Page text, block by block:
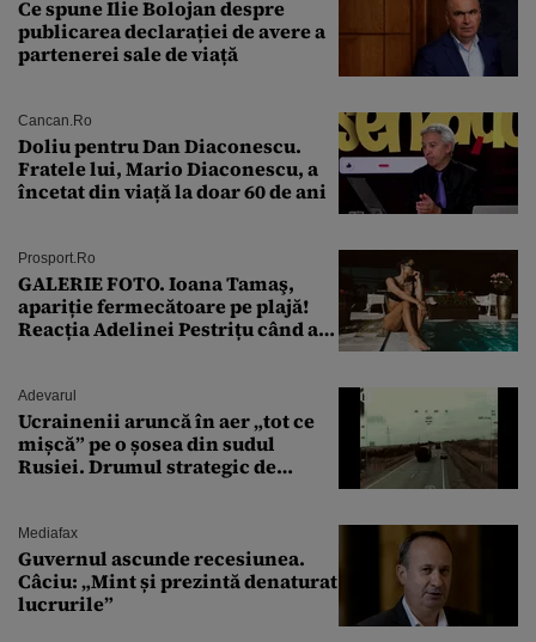
Ce spune Ilie Bolojan despre
publicarea declarației de avere a
partenerei sale de viață
Cancan.ro
Doliu pentru Dan Diaconescu.
Fratele lui, Mario Diaconescu, a
încetat din viață la doar 60 de ani
Prosport.ro
GALERIE FOTO. Ioana Tamaş,
apariție fermecătoare pe plajă!
Reacția Adelinei Pestrițu când a
Adevarul
Ucrainenii aruncă în aer „tot ce
mișcă” pe o șosea din sudul
Rusiei. Drumul strategic de
Mediafax
Guvernul ascunde recesiunea.
Câciu: „Mint și prezintă denaturat
lucrurile”